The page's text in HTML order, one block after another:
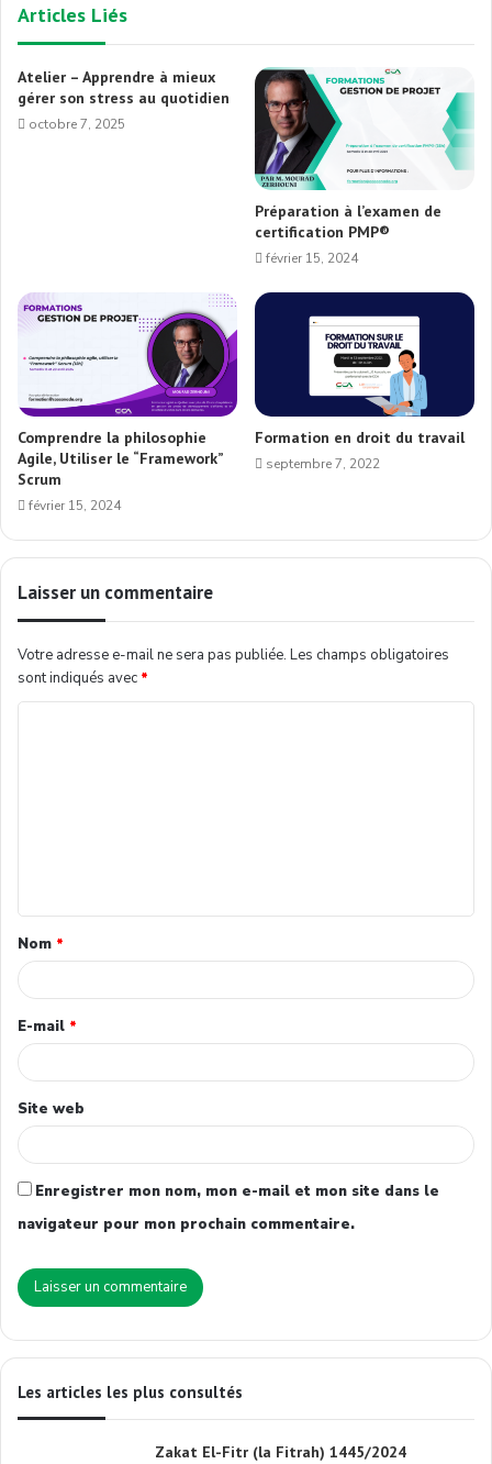
Articles Liés
Atelier – Apprendre à mieux
gérer son stress au quotidien
octobre 7, 2025
Préparation à l’examen de
certification PMP®
février 15, 2024
Comprendre la philosophie
Agile, Utiliser le “Framework”
Scrum
février 15, 2024
Formation en droit du travail
septembre 7, 2022
Laisser un commentaire
Votre adresse e-mail ne sera pas publiée. Les champs obligatoires
sont indiqués avec *
Nom *
E-mail *
Site web
Enregistrer mon nom, mon e-mail et mon site dans le
navigateur pour mon prochain commentaire.
Les articles les plus consultés
Zakat El-Fitr (la Fitrah) 1445/2024